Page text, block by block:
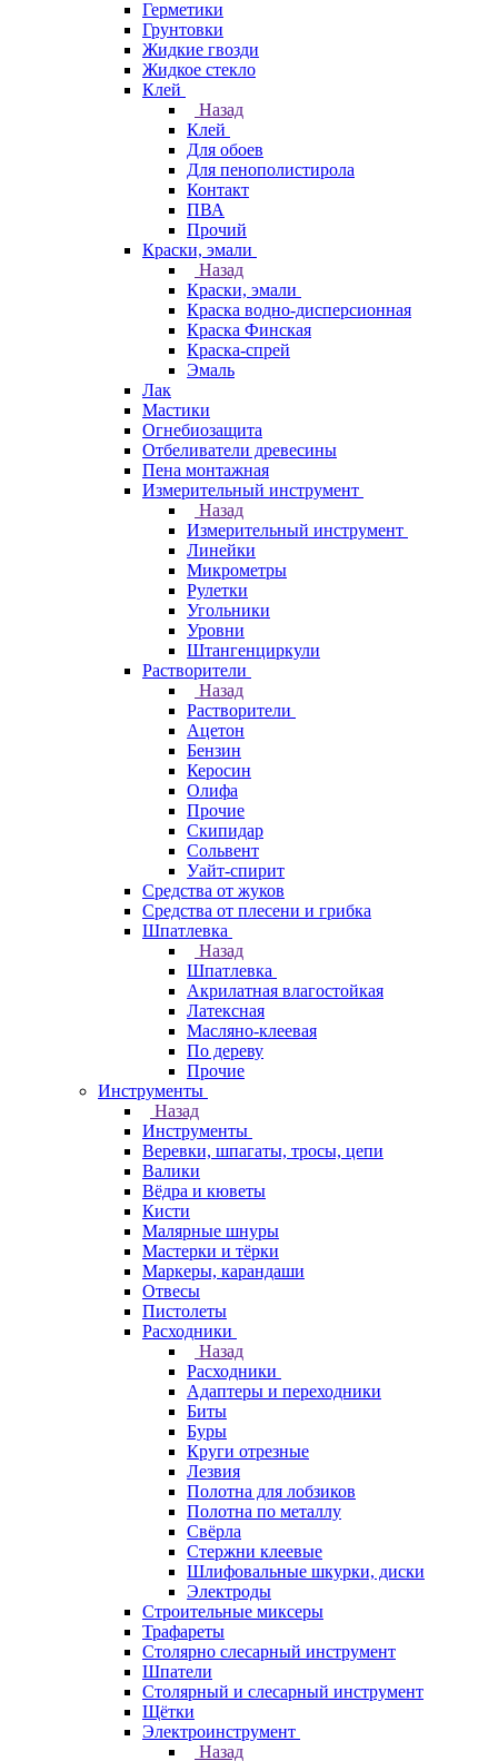
Герметики
Грунтовки
Жидкие гвозди
Жидкое стекло
Клей
Назад
Клей
Для обоев
Для пенополистирола
Контакт
ПВА
Прочий
Краски, эмали
Назад
Краски, эмали
Краска водно-дисперсионная
Краска Финская
Краска-спрей
Эмаль
Лак
Мастики
Огнебиозащита
Отбеливатели древесины
Пена монтажная
Измерительный инструмент
Назад
Измерительный инструмент
Линейки
Микрометры
Рулетки
Угольники
Уровни
Штангенциркули
Растворители
Назад
Растворители
Ацетон
Бензин
Керосин
Олифа
Прочие
Скипидар
Сольвент
Уайт-спирит
Средства от жуков
Средства от плесени и грибка
Шпатлевка
Назад
Шпатлевка
Акрилатная влагостойкая
Латексная
Масляно-клеевая
По дереву
Прочие
Инструменты
Назад
Инструменты
Веревки, шпагаты, тросы, цепи
Валики
Вёдра и кюветы
Кисти
Малярные шнуры
Мастерки и тёрки
Маркеры, карандаши
Отвесы
Пистолеты
Расходники
Назад
Расходники
Адаптеры и переходники
Биты
Буры
Круги отрезные
Лезвия
Полотна для лобзиков
Полотна по металлу
Свёрла
Стержни клеевые
Шлифовальные шкурки, диски
Электроды
Строительные миксеры
Трафареты
Столярно слесарный инструмент
Шпатели
Столярный и слесарный инструмент
Щётки
Электроинструмент
Назад